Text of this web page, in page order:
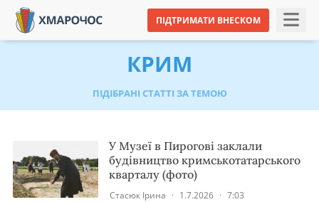
ПІДТРИМАТИ ВНЕСКОМ
КРИМ
ПІДІБРАНІ СТАТТІ ЗА ТЕМОЮ
У Музеї в Пирогові заклали
будівництво кримськотатарського
кварталу (фото)
Стасюк Ірина · 1.7.2026 · 7:03